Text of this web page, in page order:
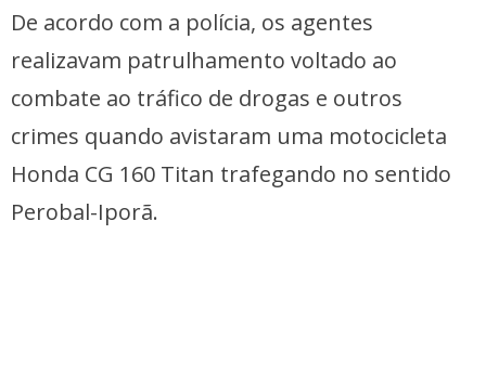
De acordo com a polícia, os agentes
realizavam patrulhamento voltado ao
combate ao tráfico de drogas e outros
crimes quando avistaram uma motocicleta
Honda CG 160 Titan trafegando no sentido
Perobal-Iporã.